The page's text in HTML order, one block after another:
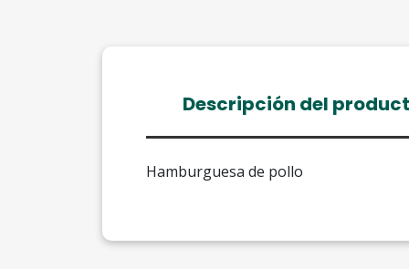
Descripción del
Hamburguesa de pollo